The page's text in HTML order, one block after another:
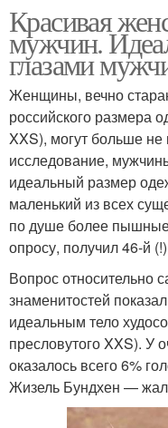
Красивая
мужчин.
глазами
Женщины, вечно
российского
XXS), могут больше не
исследование,
идеальный размер
маленький из всех
по душе более
опросу, получил 46-й
Вопрос относительно
знаменитостей
идеальным тело
пресловутого XXS). У
оказалось всего 6%
Жизель Бундхен —